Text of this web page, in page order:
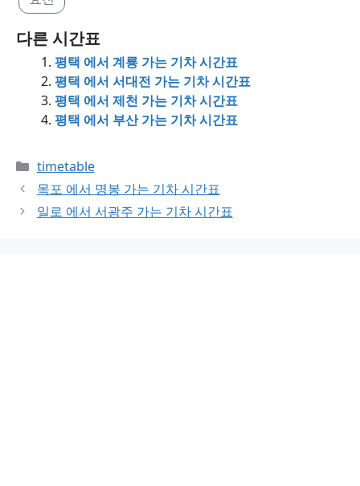
다른 시간표
평택 에서 계룡 가는 기차 시간표
평택 에서 서대전 가는 기차 시간표
평택 에서 제천 가는 기차 시간표
평택 에서 부산 가는 기차 시간표
Categories
timetable
목포 에서 명봉 가는 기차 시간표
일로 에서 서광주 가는 기차 시간표